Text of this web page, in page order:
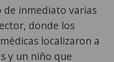
inmediato varias
donde los
localizaron a
y un niño que